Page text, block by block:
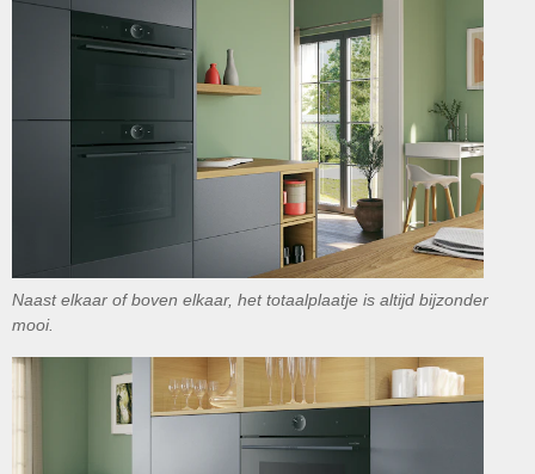
Naast elkaar of boven elkaar, het totaalplaatje is altijd bijzonder
mooi.